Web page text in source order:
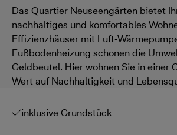
Das Quartier Neuseengärten bietet
nachhaltiges und komfortables
Effizienzhäuser mit Luft-
Fußbodenheizung schonen die
Geldbeutel. Hier wohnen Sie in einer
Wert auf Nachhaltigkeit und
inklusive Grundstück